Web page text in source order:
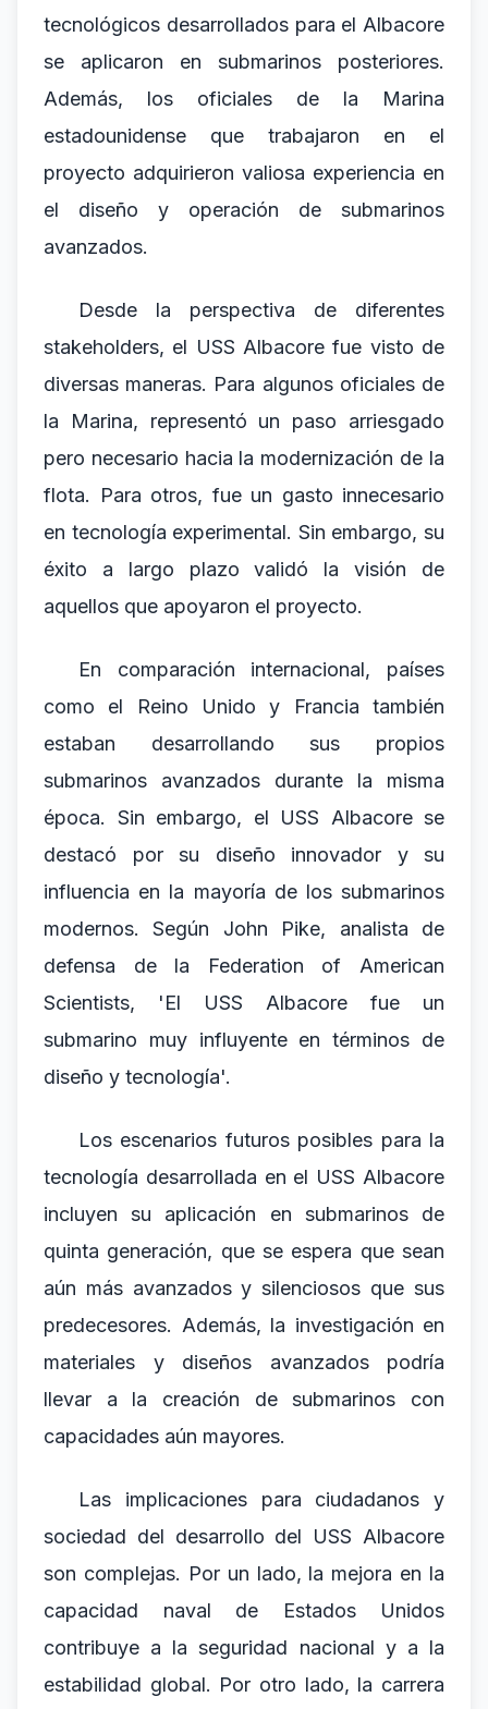
tecnológicos desarrollados para el Albacore
se aplicaron en submarinos posteriores.
Además, los oficiales de la Marina
estadounidense que trabajaron en el
proyecto adquirieron valiosa experiencia en
el diseño y operación de submarinos
avanzados.
Desde la perspectiva de diferentes
stakeholders, el USS Albacore fue visto de
diversas maneras. Para algunos oficiales de
la Marina, representó un paso arriesgado
pero necesario hacia la modernización de la
flota. Para otros, fue un gasto innecesario
en tecnología experimental. Sin embargo, su
éxito a largo plazo validó la visión de
aquellos que apoyaron el proyecto.
En comparación internacional, países
como el Reino Unido y Francia también
estaban desarrollando sus propios
submarinos avanzados durante la misma
época. Sin embargo, el USS Albacore se
destacó por su diseño innovador y su
influencia en la mayoría de los submarinos
modernos. Según John Pike, analista de
defensa de la Federation of American
Scientists, 'El USS Albacore fue un
submarino muy influyente en términos de
diseño y tecnología'.
Los escenarios futuros posibles para la
tecnología desarrollada en el USS Albacore
incluyen su aplicación en submarinos de
quinta generación, que se espera que sean
aún más avanzados y silenciosos que sus
predecesores. Además, la investigación en
materiales y diseños avanzados podría
llevar a la creación de submarinos con
capacidades aún mayores.
Las implicaciones para ciudadanos y
sociedad del desarrollo del USS Albacore
son complejas. Por un lado, la mejora en la
capacidad naval de Estados Unidos
contribuye a la seguridad nacional y a la
estabilidad global. Por otro lado, la carrera